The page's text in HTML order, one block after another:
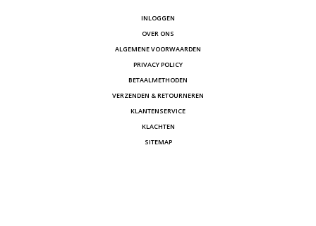
INLOGGEN
OVER ONS
ALGEMENE VOORWAARDEN
PRIVACY POLICY
BETAALMETHODEN
VERZENDEN & RETOURNEREN
KLANTENSERVICE
KLACHTEN
SITEMAP